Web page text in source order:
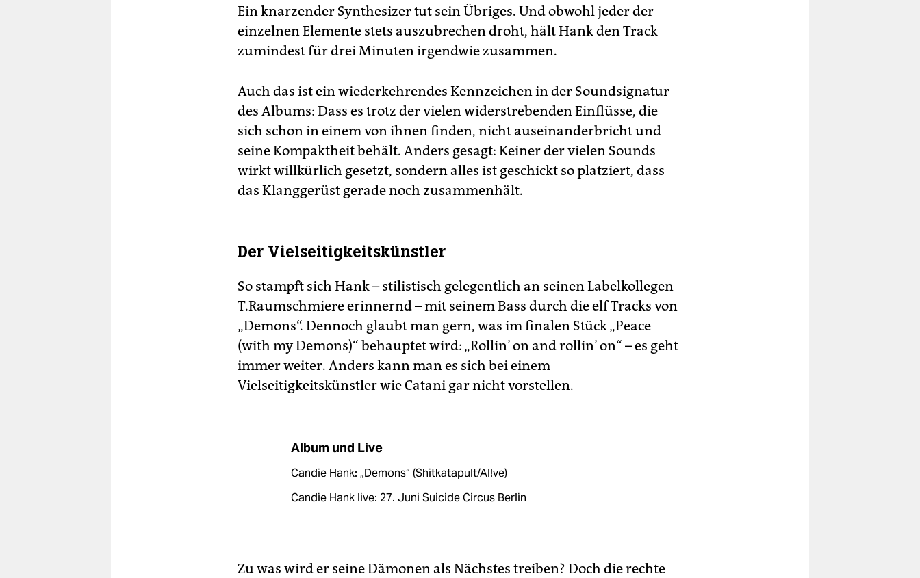
Ein knarzender Synthesizer tut sein Übriges. Und obwohl jeder der
einzelnen Elemente stets auszubrechen droht, hält Hank den Track
zumindest für drei Minuten irgendwie zusammen.
Auch das ist ein wiederkehrendes Kennzeichen in der Soundsignatur
des Albums: Dass es trotz der vielen widerstrebenden Einflüsse, die
sich schon in einem von ihnen finden, nicht auseinanderbricht und
seine Kompaktheit behält. Anders gesagt: Keiner der vielen Sounds
wirkt willkürlich gesetzt, sondern alles ist geschickt so platziert, dass
das Klanggerüst gerade noch zusammenhält.
Der Vielseitigkeitskünstler
So stampft sich Hank – stilistisch gelegentlich an seinen Labelkollegen
T.Raumschmiere erinnernd – mit seinem Bass durch die elf Tracks von
„Demons“. Dennoch glaubt man gern, was im finalen Stück „Peace
(with my Demons)“ behauptet wird: „Rollin’ on and rollin’ on“ – es geht
immer weiter. Anders kann man es sich bei einem
Vielseitigkeitskünstler wie Catani gar nicht vorstellen.
Album und Live
Candie Hank: „Demons“ (Shitkatapult/Al!ve)
Candie Hank live: 27. Juni Suicide Circus Berlin
Zu was wird er seine Dämonen als Nächstes treiben? Doch die rechte